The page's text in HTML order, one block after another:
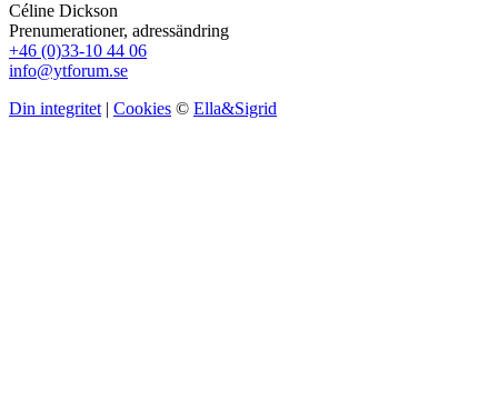
Céline Dickson
Prenumerationer, adressändring
+46 (0)33-10 44 06
info@ytforum.se
Din integritet | Cookies © Ella&Sigrid